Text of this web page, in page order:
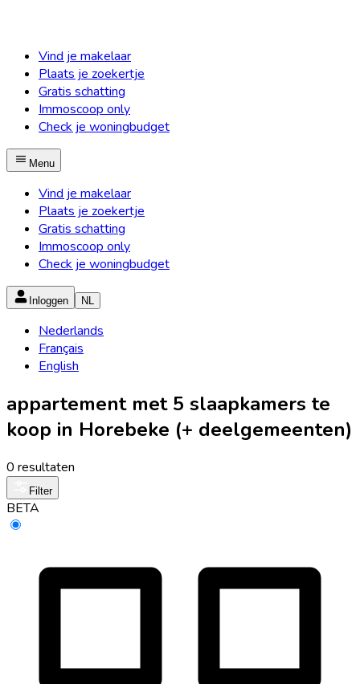
Vind je makelaar
Plaats je zoekertje
Gratis schatting
Immoscoop only
Check je woningbudget
Menu
Vind je makelaar
Plaats je zoekertje
Gratis schatting
Immoscoop only
Check je woningbudget
Inloggen NL
Nederlands
Français
English
appartement met 5 slaapkamers te
koop in Horebeke (+ deelgemeenten)
0 resultaten
Filter
BETA